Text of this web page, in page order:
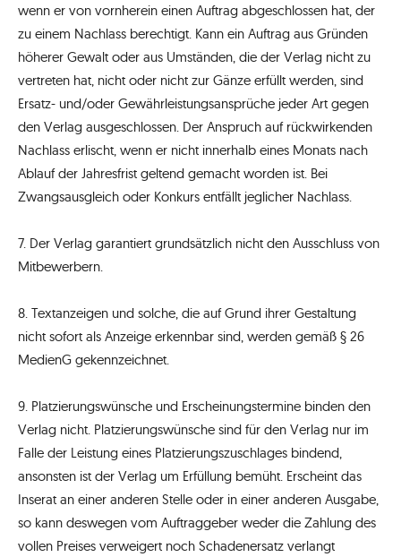
wenn er von vornherein einen Auftrag abgeschlossen hat, der
zu einem Nachlass berechtigt. Kann ein Auftrag aus Gründen
höherer Gewalt oder aus Umständen, die der Verlag nicht zu
vertreten hat, nicht oder nicht zur Gänze erfüllt werden, sind
Ersatz- und/oder Gewährleistungsansprüche jeder Art gegen
den Verlag ausgeschlossen. Der Anspruch auf rückwirkenden
Nachlass erlischt, wenn er nicht innerhalb eines Monats nach
Ablauf der Jahresfrist geltend gemacht worden ist. Bei
Zwangsausgleich oder Konkurs entfällt jeglicher Nachlass.
7. Der Verlag garantiert grundsätzlich nicht den Ausschluss von
Mitbewerbern.
8. Textanzeigen und solche, die auf Grund ihrer Gestaltung
nicht sofort als Anzeige erkennbar sind, werden gemäß § 26
MedienG gekennzeichnet.
9. Platzierungswünsche und Erscheinungstermine binden den
Verlag nicht. Platzierungswünsche sind für den Verlag nur im
Falle der Leistung eines Platzierungszuschlages bindend,
ansonsten ist der Verlag um Erfüllung bemüht. Erscheint das
Inserat an einer anderen Stelle oder in einer anderen Ausgabe,
so kann deswegen vom Auftraggeber weder die Zahlung des
vollen Preises verweigert noch Schadenersatz verlangt